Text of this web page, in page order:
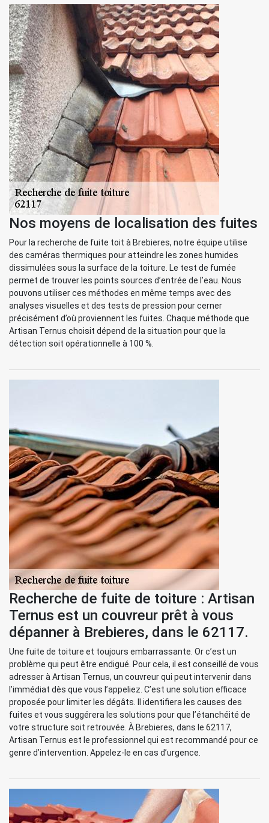
Nos moyens de localisation des fuites
Pour la recherche de fuite toit à Brebieres, notre équipe utilise
des caméras thermiques pour atteindre les zones humides
dissimulées sous la surface de la toiture. Le test de fumée
permet de trouver les points sources d’entrée de l’eau. Nous
pouvons utiliser ces méthodes en même temps avec des
analyses visuelles et des tests de pression pour cerner
précisément d’où proviennent les fuites. Chaque méthode que
Artisan Ternus choisit dépend de la situation pour que la
détection soit opérationnelle à 100 %.
Recherche de fuite de toiture : Artisan
Ternus est un couvreur prêt à vous
dépanner à Brebieres, dans le 62117.
Une fuite de toiture et toujours embarrassante. Or c’est un
problème qui peut être endigué. Pour cela, il est conseillé de vous
adresser à Artisan Ternus, un couvreur qui peut intervenir dans
l’immédiat dès que vous l’appeliez. C’est une solution efficace
proposée pour limiter les dégâts. Il identifiera les causes des
fuites et vous suggérera les solutions pour que l’étanchéité de
votre structure soit retrouvée. À Brebieres, dans le 62117,
Artisan Ternus est le professionnel qui est recommandé pour ce
genre d’intervention. Appelez-le en cas d’urgence.